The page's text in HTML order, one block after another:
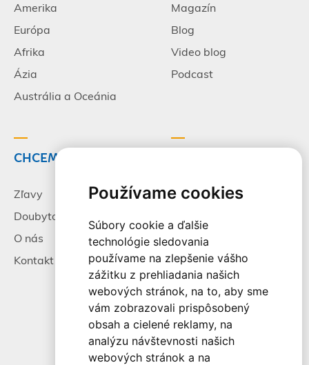
Používame cookies
Súbory cookie a ďalšie
technológie sledovania
používame na zlepšenie vášho
zážitku z prehliadania našich
webových stránok, na to, aby sme
vám zobrazovali prispôsobený
obsah a cielené reklamy, na
analýzu návštevnosti našich
webových stránok a na
Amerika
Európa
Afrika
Ázia
Austrália a Oceánia
Magazín
Blog
Video blog
Podcast
CHCEM CESTOVAŤ
Zľavy
Doubytovanie
O nás
Kontakt
Pracovné príležitosti
Všeobecné zmluvné
podmienky
Alternatívne riešenie
sporov
Spracovanie osobných
údajov